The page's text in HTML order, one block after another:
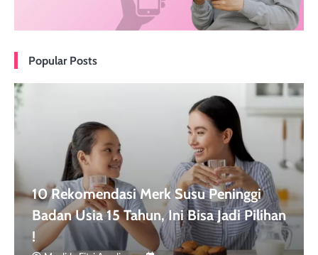
Popular Posts
10 Rekomendasi Merk Susu Peninggi
Badan Usia 15 Tahun, Ini Bisa Jadi Pilihan
!